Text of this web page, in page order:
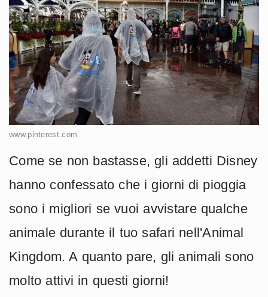
www.pinterest.com
Come se non bastasse, gli addetti Disney
hanno confessato che i giorni di pioggia
sono i migliori se vuoi avvistare qualche
animale durante il tuo safari nell'Animal
Kingdom. A quanto pare, gli animali sono
molto attivi in questi giorni!